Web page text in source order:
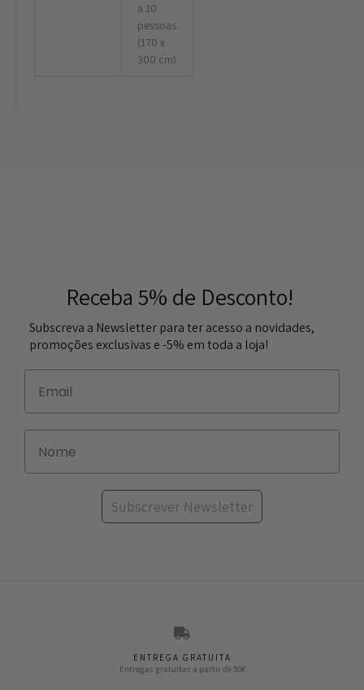
a 10
pessoas
(170 x
300 cm)
Receba 5% de Desconto!
Subscreva a Newsletter para ter acesso a novidades,
promoções exclusivas e -5% em toda a loja!
Subscrever Newsletter
ENTREGA GRATUITA
Entregas gratuitas a partir de 50€